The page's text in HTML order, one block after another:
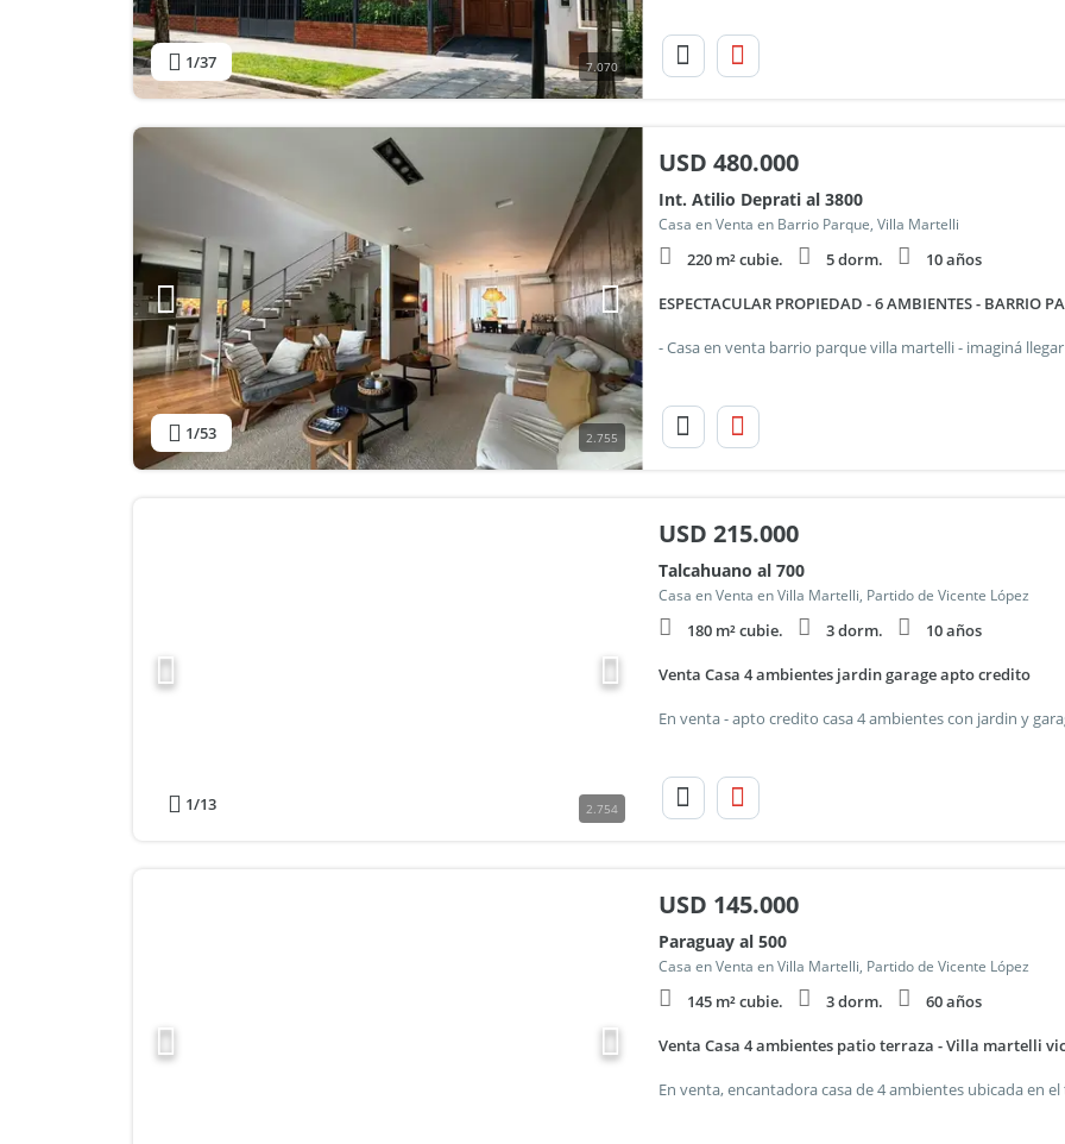
1/37 7.070
1/53 2.755
USD 480.000
Int. Atilio Deprati al 3800
Casa en Venta en Barrio Parque, Villa Martelli
220 m² cubie. 5 dorm. 10 años
ESPECTACULAR PROPIEDAD - 6 AMBIENTES - BARRIO
1/13 2.754
USD 215.000
Talcahuano al 700
Casa en Venta en Villa Martelli, Partido de Vicente López
180 m² cubie. 3 dorm. 10 años
Venta Casa 4 ambientes jardin garage apto credito
USD 145.000
Paraguay al 500
Casa en Venta en Villa Martelli, Partido de Vicente López
145 m² cubie. 3 dorm. 60 años
Venta Casa 4 ambientes patio terraza - Villa martelli